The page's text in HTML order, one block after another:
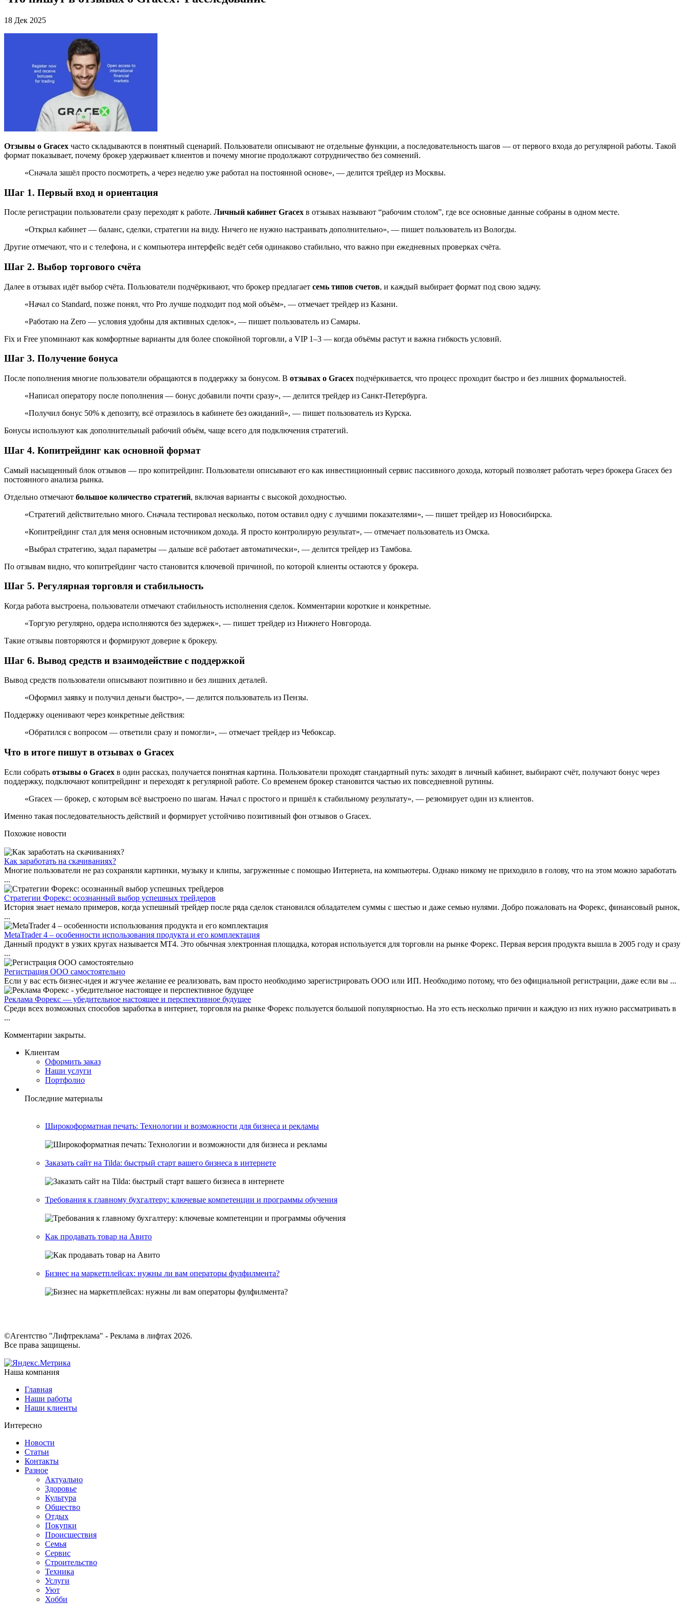
18 Дек 2025
Отзывы о Gracex часто складываются в понятный сценарий. Пользователи описывают не отдельные функции, а последовательность шагов — от первого входа до регулярной работы. Такой
формат показывает, почему брокер удерживает клиентов и почему многие продолжают сотрудничество без сомнений.
«Сначала зашёл просто посмотреть, а через неделю уже работал на постоянной основе», — делится трейдер из Москвы.
Шаг 1. Первый вход и ориентация
После регистрации пользователи сразу переходят к работе. Личный кабинет Gracex в отзывах называют “рабочим столом”, где все основные данные собраны в одном месте.
«Открыл кабинет — баланс, сделки, стратегии на виду. Ничего не нужно настраивать дополнительно», — пишет пользователь из Вологды.
Другие отмечают, что и с телефона, и с компьютера интерфейс ведёт себя одинаково стабильно, что важно при ежедневных проверках счёта.
Шаг 2. Выбор торгового счёта
Далее в отзывах идёт выбор счёта. Пользователи подчёркивают, что брокер предлагает семь типов счетов, и каждый выбирает формат под свою задачу.
«Начал со Standard, позже понял, что Pro лучше подходит под мой объём», — отмечает трейдер из Казани.
«Работаю на Zero — условия удобны для активных сделок», — пишет пользователь из Самары.
Fix и Free упоминают как комфортные варианты для более спокойной торговли, а VIP 1–3 — когда объёмы растут и важна гибкость условий.
Шаг 3. Получение бонуса
После пополнения многие пользователи обращаются в поддержку за бонусом. В отзывах о Gracex подчёркивается, что процесс проходит быстро и без лишних формальностей.
«Написал оператору после пополнения — бонус добавили почти сразу», — делится трейдер из Санкт-Петербурга.
«Получил бонус 50% к депозиту, всё отразилось в кабинете без ожиданий», — пишет пользователь из Курска.
Бонусы используют как дополнительный рабочий объём, чаще всего для подключения стратегий.
Шаг 4. Копитрейдинг как основной формат
Самый насыщенный блок отзывов — про копитрейдинг. Пользователи описывают его как инвестиционный сервис пассивного дохода, который позволяет работать через брокера Gracex без
постоянного анализа рынка.
Отдельно отмечают большое количество стратегий, включая варианты с высокой доходностью.
«Стратегий действительно много. Сначала тестировал несколько, потом оставил одну с лучшими показателями», — пишет трейдер из Новосибирска.
«Копитрейдинг стал для меня основным источником дохода. Я просто контролирую результат», — отмечает пользователь из Омска.
«Выбрал стратегию, задал параметры — дальше всё работает автоматически», — делится трейдер из Тамбова.
По отзывам видно, что копитрейдинг часто становится ключевой причиной, по которой клиенты остаются у брокера.
Шаг 5. Регулярная торговля и стабильность
Когда работа выстроена, пользователи отмечают стабильность исполнения сделок. Комментарии короткие и конкретные.
«Торгую регулярно, ордера исполняются без задержек», — пишет трейдер из Нижнего Новгорода.
Такие отзывы повторяются и формируют доверие к брокеру.
Шаг 6. Вывод средств и взаимодействие с поддержкой
Вывод средств пользователи описывают позитивно и без лишних деталей.
«Оформил заявку и получил деньги быстро», — делится пользователь из Пензы.
Поддержку оценивают через конкретные действия:
«Обратился с вопросом — ответили сразу и помогли», — отмечает трейдер из Чебоксар.
Что в итоге пишут в отзывах о Gracex
Если собрать отзывы о Gracex в один рассказ, получается понятная картина. Пользователи проходят стандартный путь: заходят в личный кабинет, выбирают счёт, получают бонус через
поддержку, подключают копитрейдинг и переходят к регулярной работе. Со временем брокер становится частью их повседневной рутины.
«Gracex — брокер, с которым всё выстроено по шагам. Начал с простого и пришёл к стабильному результату», — резюмирует один из клиентов.
Именно такая последовательность действий и формирует устойчиво позитивный фон отзывов о Gracex.
Похожие новости
Как заработать на скачиваниях?
Многие пользователи не раз сохраняли картинки, музыку и клипы, загруженные с помощью Интернета, на компьютеры. Однако никому не приходило в голову, что на этом можно заработать
...
Стратегии Форекс: осознанный выбор успешных трейдеров
История знает немало примеров, когда успешный трейдер после ряда сделок становился обладателем суммы с шестью и даже семью нулями. Добро пожаловать на Форекс, финансовый рынок,
...
MetaTrader 4 – особенности использования продукта и его комплектация
Данный продукт в узких кругах называется MT4. Это обычная электронная площадка, которая используется для торговли на рынке Форекс. Первая версия продукта вышла в 2005 году и сразу
...
Регистрация ООО самостоятельно
Если у вас есть бизнес-идея и жгучее желание ее реализовать, вам просто необходимо зарегистрировать ООО или ИП. Необходимо потому, что без официальной регистрации, даже если вы ...
Реклама Форекс — убедительное настоящее и перспективное будущее
Среди всех возможных способов заработка в интернет, торговля на рынке Форекс пользуется большой популярностью. На это есть несколько причин и каждую из них нужно рассматривать в
...
Комментарии закрыты.
Клиентам
Оформить заказ
Наши услуги
Портфолио
Последние материалы
Широкоформатная печать: Технологии и возможности для бизнеса и рекламы
Заказать сайт на Tilda: быстрый старт вашего бизнеса в интернете
Требования к главному бухгалтеру: ключевые компетенции и программы обучения
Как продавать товар на Авито
Бизнес на маркетплейсах: нужны ли вам операторы фулфилмента?
©Агентство "Лифтреклама" - Реклама в лифтах 2026.
Все права защищены.
Наша компания
Главная
Наши работы
Наши клиенты
Интересно
Новости
Статьи
Контакты
Разное
Актуально
Здоровье
Культура
Общество
Отдых
Покупки
Происшествия
Семья
Сервис
Строительство
Техника
Услуги
Уют
Хобби